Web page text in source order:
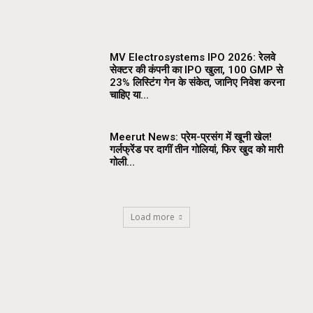
MV Electrosystems IPO 2026: रेलवे
सेक्टर की कंपनी का IPO खुला, ₹100 GMP से
23% लिस्टिंग गेन के संकेत, जानिए निवेश करना
चाहिए या...
Meerut News: प्रेम-प्रसंग में खूनी खेल!
गर्लफ्रेंड पर दागीं तीन गोलियां, फिर खुद को मारी
गोली…
Load more